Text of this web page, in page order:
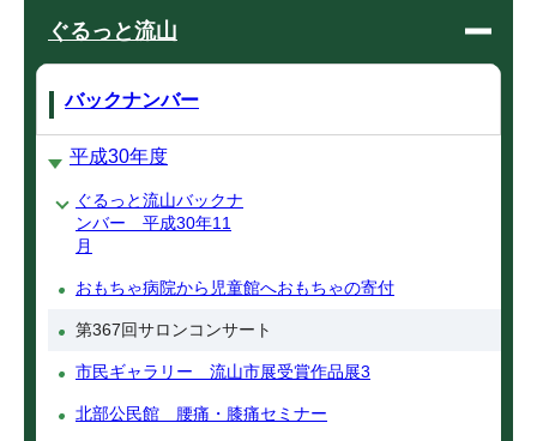
ぐるっと流山
バックナンバー
平成30年度
ぐるっと流山バックナ
ンバー 平成30年11
月
おもちゃ病院から児童館へおもちゃの寄付
第367回サロンコンサート
市民ギャラリー 流山市展受賞作品展3
北部公民館 腰痛・膝痛セミナー